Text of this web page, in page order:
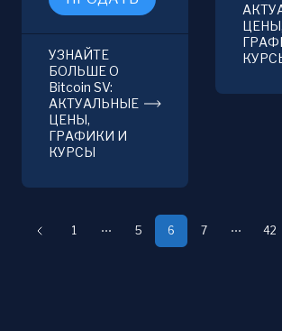
УЗНАЙТЕ
БОЛЬШЕ О
Bitcoin SV:
АКТУАЛЬНЫЕ
ЦЕНЫ,
ГРАФИКИ И
КУРСЫ
ЦЕНЫ,
Предыдущая
1 5 6 7 42